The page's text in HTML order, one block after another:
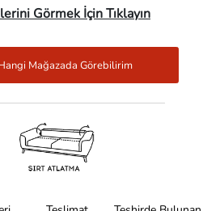
Görmek İçin Tıklayın
Mağazada Görebilirim